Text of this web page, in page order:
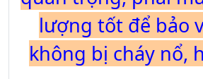
lượng tốt để bảo
không bị cháy nổ,